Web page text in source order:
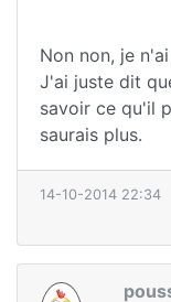
Non non, je
J'ai juste dit
savoir ce qu'il
saurais plus.
14-10-2014 22:34